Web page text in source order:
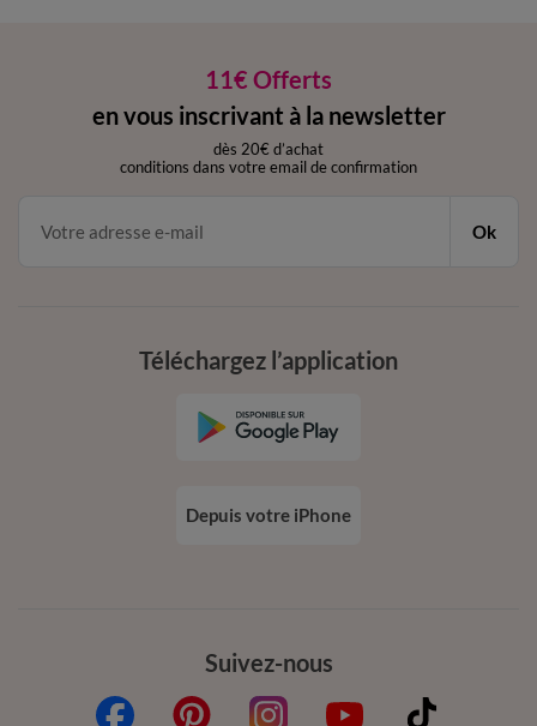
11€ Offerts
en vous inscrivant à la newsletter
dès 20€ d’achat
conditions dans votre email de confirmation
Ok
Suivez-nous
Téléchargez l’application
Depuis votre iPhone